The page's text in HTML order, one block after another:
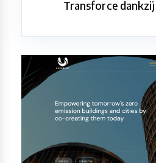
Transforce